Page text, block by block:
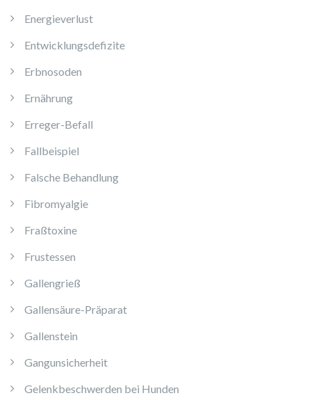
Energieverlust
Entwicklungsdefizite
Erbnosoden
Ernährung
Erreger-Befall
Fallbeispiel
Falsche Behandlung
Fibromyalgie
Fraßtoxine
Frustessen
Gallengrieß
Gallensäure-Präparat
Gallenstein
Gangunsicherheit
Gelenkbeschwerden bei Hunden